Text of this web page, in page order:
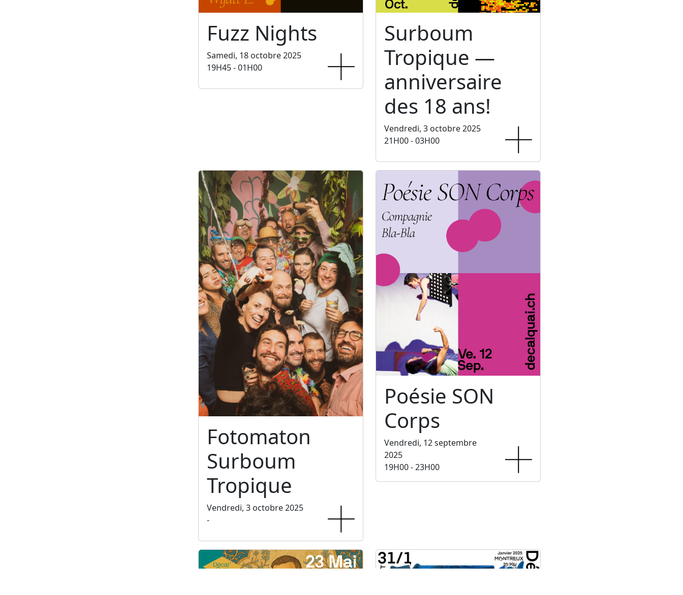
Fuzz Nights
Samedi, 18 octobre 2025
19H45 - 01H00
Surboum
Tropique —
anniversaire
des 18 ans!
Vendredi, 3 octobre 2025
21H00 - 03H00
Fotomaton
Surboum
Tropique
Vendredi, 3 octobre 2025
-
Poésie SON
Corps
Vendredi, 12 septembre
2025
19H00 - 23H00